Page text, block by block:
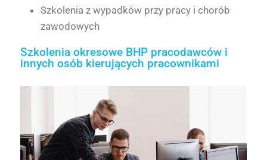
Szkolenia z wypadków przy pracy i chorób
zawodowych
Szkolenia okresowe BHP pracodawców i
innych osób kierujących pracownikami